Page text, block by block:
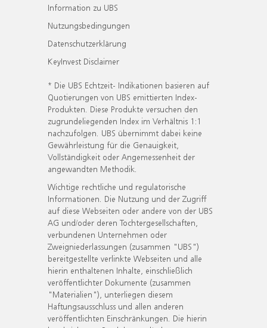
Information zu UBS
Nutzungsbedingungen
Datenschutzerklärung
KeyInvest Disclaimer
* Die UBS Echtzeit- Indikationen basieren auf
Quotierungen von UBS emittierten Index-
Produkten. Diese Produkte versuchen den
zugrundeliegenden Index im Verhältnis 1:1
nachzufolgen. UBS übernimmt dabei keine
Gewährleistung für die Genauigkeit,
Vollständigkeit oder Angemessenheit der
angewandten Methodik.
Wichtige rechtliche und regulatorische
Informationen. Die Nutzung und der Zugriff
auf diese Webseiten oder andere von der UBS
AG und/oder deren Tochtergesellschaften,
verbundenen Unternehmen oder
Zweigniederlassungen (zusammen "UBS")
bereitgestellte verlinkte Webseiten und alle
hierin enthaltenen Inhalte, einschließlich
veröffentlichter Dokumente (zusammen
"Materialien"), unterliegen diesem
Haftungsausschluss und allen anderen
veröffentlichten Einschränkungen. Die hierin